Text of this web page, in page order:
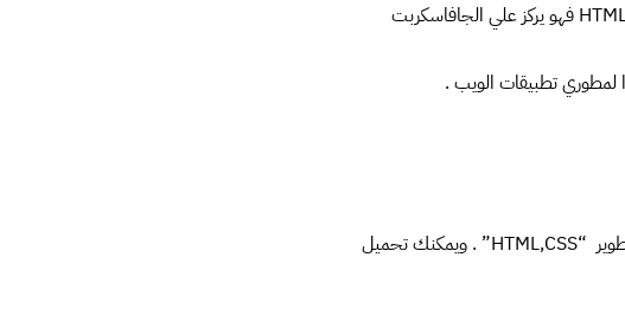
Aptana Studio هو محرر مثير للاهتمام . فبدلا من التركيز علي HTML فهو يركز علي الجافاسكربت
Komodo Edit به العديد من المميزات الجيدة لتطوير “HTML,CSS” . ويمكنك تحميل